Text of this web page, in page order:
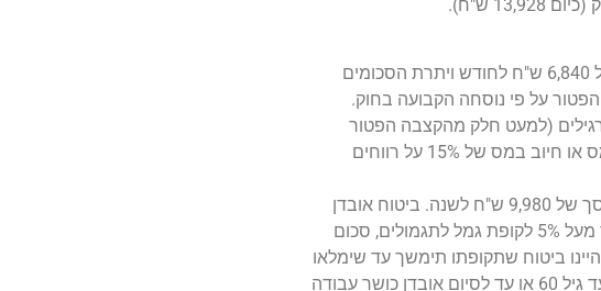
סכומי הקצבה המתקבלים בגיל הפרישה נהנים מפטור חלקי בלבד של 35% מסכום הקצבה עד לתקרת קצבה של 6,840 ש"ח לחודש ויתרת הסכומים
על פי נוסחה הקבועה בחוק.
(למעט חלק מהקצבה הפטור
ממס) וזאת להבדיל מהפקדות לקרנות השתלמות (פטור מלא ממס) וקופות גמל לתגמולים (פטור לקרן ופטור ממס או חיוב במס של 15% על רווחים
כאשר מדובר בבעל שליטה בחברת מעטים חלה תקרת הפקדה של החברה לקופת גמל לקצבה ולפיצויים יחד בסך של 9,980 ש"ח לשנה. ביטוח אובדן
כושר עבודה המעביד יכול להפקיד עד 2.5% מהכנסת העובד לביטוח אובדן כושר עבודה. במידה והמעביד מפקיד מעל 5% לקופת גמל לתגמולים, סכום
דהיינו ביטוח שתקופתו תימשך עד שימלאו
למבוטח 60 שנים לפחות ובמקרה של קרות אירוע ביטוחי לפני גיל 60 – ישתלמו כספי הביטוח בדרך של קצבה עד גיל 60 או עד לסיום אובדן כושר עבודה